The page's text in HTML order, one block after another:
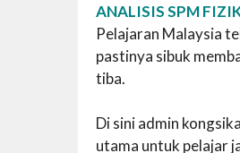
ANALISIS SPM
Pelajaran Malaysia
pastinya sibuk
tiba.
Di sini admin
utama untuk pelajar